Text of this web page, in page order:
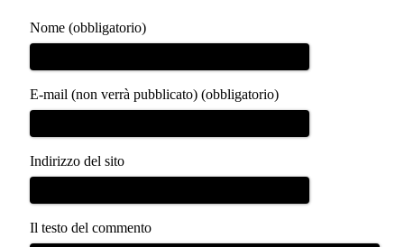
Nome (obbligatorio)
E-mail (non verrà pubblicato) (obbligatorio)
Indirizzo del sito
Il testo del commento